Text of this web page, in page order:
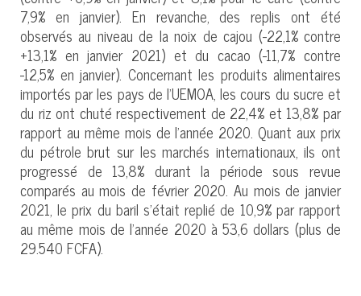
7,9% en janvier). En revanche, des replis ont été
observés au niveau de la noix de cajou (-22,1% contre
+13,1% en janvier 2021) et du cacao (-11,7% contre
-12,5% en janvier). Concernant les produits alimentaires
importés par les pays de l’UEMOA, les cours du sucre et
du riz ont chuté respectivement de 22,4% et 13,8% par
rapport au même mois de l’année 2020. Quant aux prix
du pétrole brut sur les marchés internationaux, ils ont
progressé de 13,8% durant la période sous revue
comparés au mois de février 2020. Au mois de janvier
2021, le prix du baril s’était replié de 10,9% par rapport
au même mois de l’année 2020 à 53,6 dollars (plus de
29.540 FCFA).